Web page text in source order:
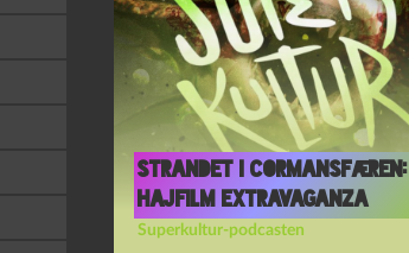
Strandet i Cormansfæren:
Hajfilm extravaganza
Superkultur-podcasten